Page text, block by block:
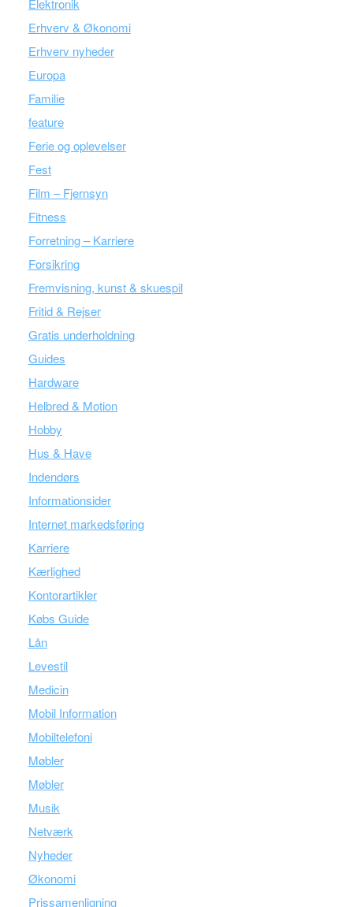
Elektronik
Erhverv & Økonomi
Erhverv nyheder
Europa
Familie
feature
Ferie og oplevelser
Fest
Film – Fjernsyn
Fitness
Forretning – Karriere
Forsikring
Fremvisning, kunst & skuespil
Fritid & Rejser
Gratis underholdning
Guides
Hardware
Helbred & Motion
Hobby
Hus & Have
Indendørs
Informationsider
Internet markedsføring
Karriere
Kærlighed
Kontorartikler
Købs Guide
Lån
Levestil
Medicin
Mobil Information
Mobiltelefoni
Møbler
Møbler
Musik
Netværk
Nyheder
Økonomi
Prissamenligning